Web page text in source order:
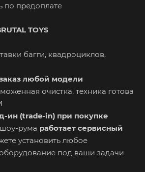
по предоплате
TOYS
багги, квадроциклов,
любой модели
очистка, техника готова
ин (trade-in) при покупке
рума работает сервисный
установить любое
под ваши задачи